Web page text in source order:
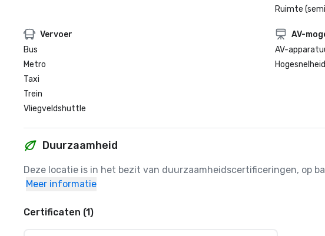
Ruimte
Vervoer
Bus
Metro
Taxi
Trein
Vliegveldshuttle
AV-
AV-
Duurzaamheid
Deze locatie is in het bezit van duurzaamheidscertificeringen, op
Meer informatie
Certificaten (1)